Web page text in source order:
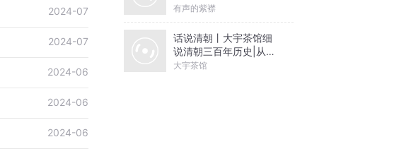
2024-07
2024-07
2024-06
2024-06
2024-06
有声的紫襟
话说清朝丨大宇茶馆细
说清朝三百年历史|从努
尔哈赤到末代皇帝溥仪|
大宇茶馆